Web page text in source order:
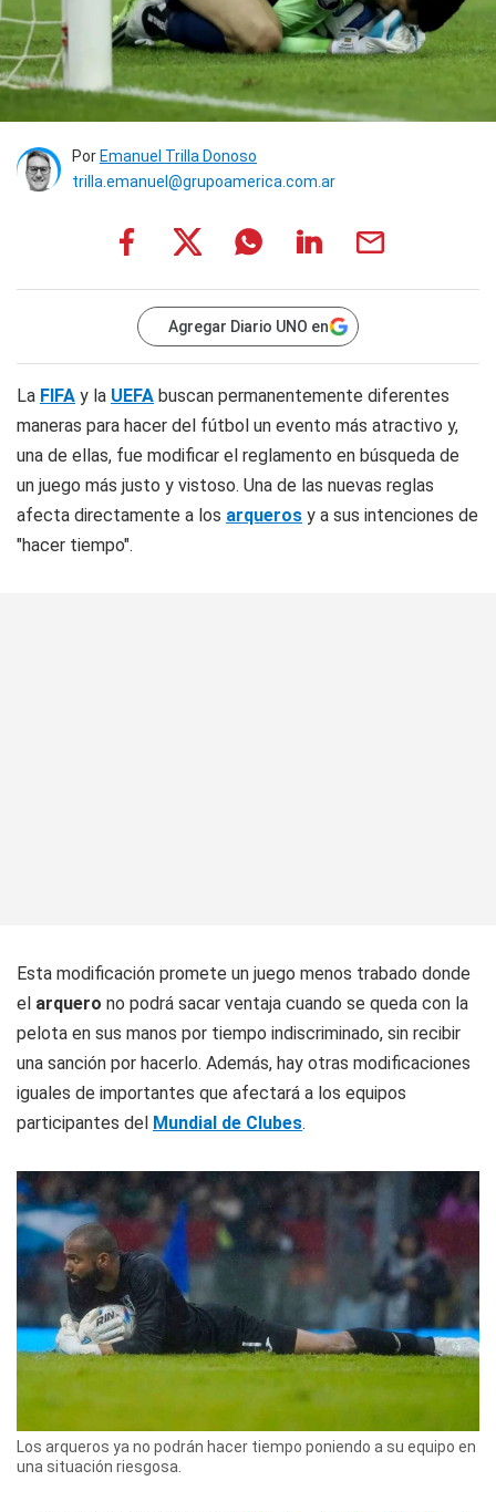
Por Emanuel Trilla Donoso
trilla.emanuel@grupoamerica.com.ar
Agregar Diario UNO en
La FIFA y la UEFA buscan permanentemente diferentes
maneras para hacer del fútbol un evento más atractivo y,
una de ellas, fue modificar el reglamento en búsqueda de
un juego más justo y vistoso. Una de las nuevas reglas
afecta directamente a los arqueros y a sus intenciones de
"hacer tiempo".
Esta modificación promete un juego menos trabado donde
el arquero no podrá sacar ventaja cuando se queda con la
pelota en sus manos por tiempo indiscriminado, sin recibir
una sanción por hacerlo. Además, hay otras modificaciones
iguales de importantes que afectará a los equipos
participantes del
Mundial de Clubes.
Los arqueros ya no podrán hacer tiempo poniendo a su equipo en
una situación riesgosa.